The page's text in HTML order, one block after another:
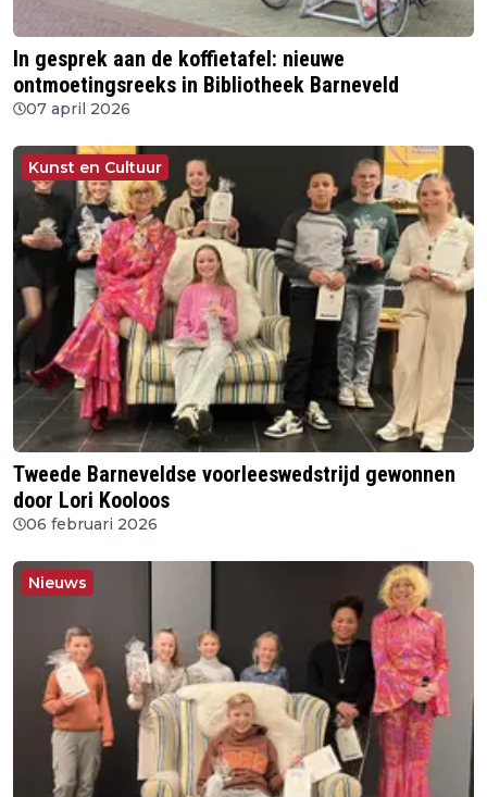
In gesprek aan de koffietafel: nieuwe
ontmoetingsreeks in Bibliotheek Barneveld
07 april 2026
Kunst en Cultuur
Tweede Barneveldse voorleeswedstrijd gewonnen
door Lori Kooloos
06 februari 2026
Nieuws